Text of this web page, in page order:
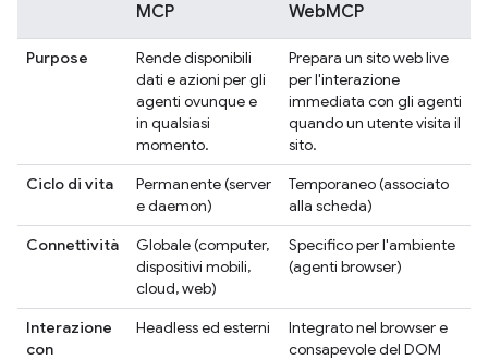
MCP WebMCP
Purpose
Rende disponibili
dati e azioni per gli
agenti ovunque e
in qualsiasi
momento.
Prepara un sito web live
per l'interazione
immediata con gli agenti
quando un utente visita il
sito.
Ciclo di vita
Permanente (server
e daemon)
Temporaneo (associato
alla scheda)
Connettività
Globale (computer,
dispositivi mobili,
cloud, web)
Specifico per l'ambiente
(agenti browser)
Interazione
con
Headless ed esterni
Integrato nel browser e
consapevole del DOM